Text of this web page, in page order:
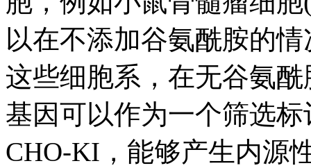
以在不添加谷氨酰胺的
这些细胞系，在无谷氨
基因可以作为一个筛选
CHO-KI，能够产生内源